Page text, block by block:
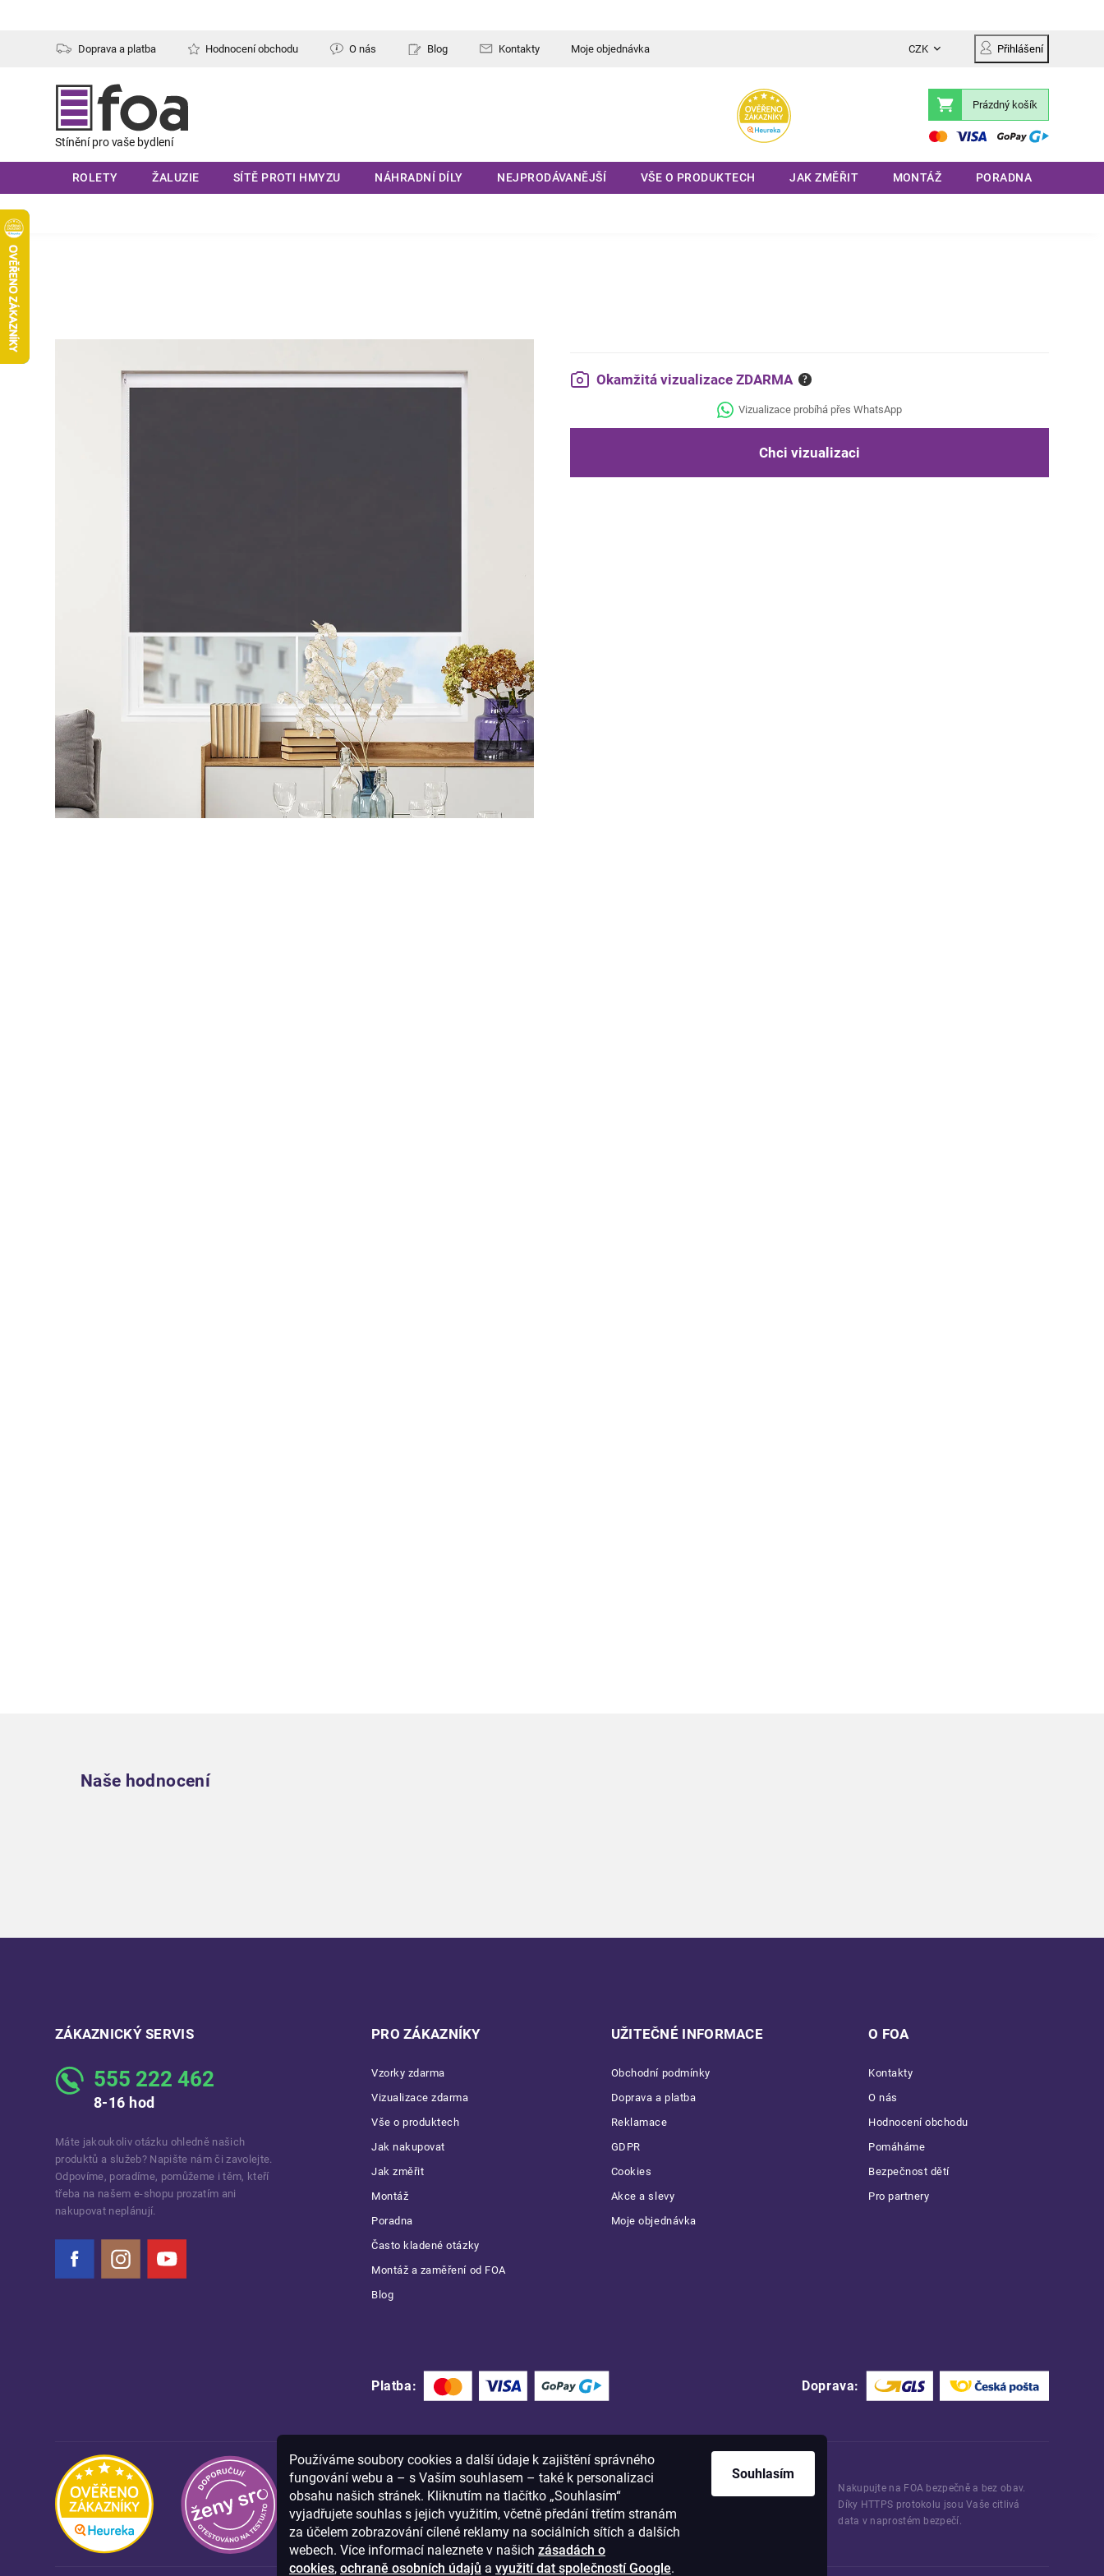
Používáme soubory cookies a další údaje k zajištění správného
fungování webu a – s Vaším souhlasem – také k personalizaci
obsahu našich stránek. Kliknutím na tlačítko „Souhlasím“
vyjadřujete souhlas s jejich využitím, včetně předání třetím stranám
za účelem zobrazování cílené reklamy na sociálních sítích a dalších
webech. Více informací naleznete v našich zásadách o
cookies, ochraně osobních údajů a využití dat společností Google.
Souhlasím
Doprava a platba Hodnocení obchodu O nás Blog Kontakty Moje objednávka CZK Přihlášení
Nákupní
košík
Prázdný košík
ROLETY ŽALUZIE SÍTĚ PROTI HMYZU NÁHRADNÍ DÍLY NEJPRODÁVANĚJŠÍ VŠE O PRODUKTECH JAK ZMĚŘIT MONTÁŽ PORADNA
Okamžitá vizualizace ZDARMA ?
Vizualizace probíhá přes WhatsApp
Chci vizualizaci
Naše hodnocení
ZÁKAZNICKÝ SERVIS
555 222 462
8-16 hod
Máte jakoukoliv otázku ohledně našich
produktů a služeb? Napište nám či zavolejte.
Odpovíme, poradíme, pomůžeme i těm, kteří
třeba na našem e-shopu prozatím ani
nakupovat neplánují.
Instagram
PRO ZÁKAZNÍKY
Vzorky zdarma
Vizualizace zdarma
Vše o produktech
Jak nakupovat
Jak změřit
Montáž
Poradna
Často kladené otázky
Montáž a zaměření od FOA
Blog
UŽITEČNÉ INFORMACE
Obchodní podmínky
Doprava a platba
Reklamace
GDPR
Cookies
Akce a slevy
Moje objednávka
O FOA
Kontakty
O nás
Hodnocení obchodu
Pomáháme
Bezpečnost dětí
Pro partnery
Platba: Doprava:
Nakupujte na FOA bezpečně a bez obav.
Díky HTTPS protokolu jsou Vaše citlivá
data v naprostém bezpečí.